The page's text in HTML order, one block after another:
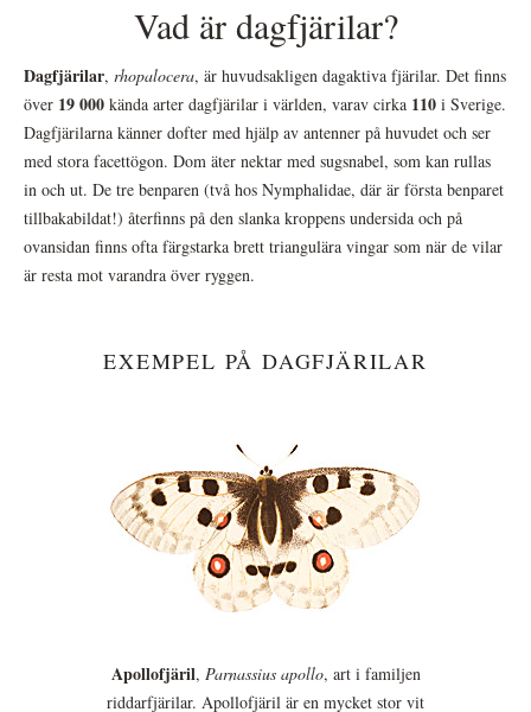
Vad är dagfjärilar?
Dagfjärilar, rhopalocera, är huvudsakligen dagaktiva fjärilar. Det finns
över 19 000 kända arter dagfjärilar i världen, varav cirka 110 i Sverige.
Dagfjärilarna känner dofter med hjälp av antenner på huvudet och ser
med stora facettögon. Dom äter nektar med sugsnabel, som kan rullas
in och ut. De tre benparen (två hos Nymphalidae, där är första benparet
tillbakabildat!) återfinns på den slanka kroppens undersida och på
ovansidan finns ofta färgstarka brett triangulära vingar som när de vilar
är resta mot varandra över ryggen.
EXEMPEL PÅ DAGFJÄRILAR
Apollofjäril, Parnassius apollo, art i familjen
riddarfjärilar. Apollofjäril är en mycket stor vit